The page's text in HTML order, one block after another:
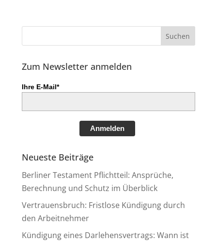
Zum Newsletter anmelden
Ihre E-Mail*
Anmelden
Neueste Beiträge
Berliner Testament Pflichtteil: Ansprüche,
Berechnung und Schutz im Überblick
Vertrauensbruch: Fristlose Kündigung durch
den Arbeitnehmer
Kündigung eines Darlehensvertrags: Wann ist